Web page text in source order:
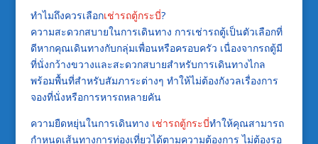
ทำไมถึงควรเลือกเช่ารถตู้กระบี่?
ความสะดวกสบายในการเดินทาง การเช่ารถตู้เป็นตัวเลือกที่
ดีหากคุณเดินทางกับกลุ่มเพื่อนหรือครอบครัว เนื่องจากรถตู้มี
ที่นั่งกว้างขวางและสะดวกสบายสำหรับการเดินทางไกล
พร้อมพื้นที่สำหรับสัมภาระต่างๆ ทำให้ไม่ต้องกังวลเรื่องการ
จองที่นั่งหรือการหารถหลายคัน
ความยืดหยุ่นในการเดินทาง เช่ารถตู้กระบี่ทำให้คุณสามารถ
กำหนดเส้นทางการท่องเที่ยวได้ตามความต้องการ ไม่ต้องรอ